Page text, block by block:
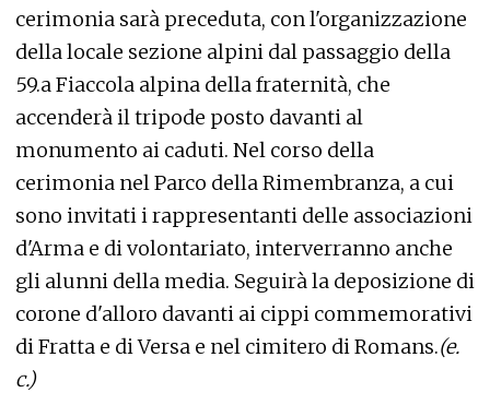
cerimonia sarà preceduta, con l'organizzazione
della locale sezione alpini dal passaggio della
59.a Fiaccola alpina della fraternità, che
accenderà il tripode posto davanti al
monumento ai caduti. Nel corso della
cerimonia nel Parco della Rimembranza, a cui
sono invitati i rappresentanti delle associazioni
d'Arma e di volontariato, interverranno anche
gli alunni della media. Seguirà la deposizione di
corone d'alloro davanti ai cippi commemorativi
di Fratta e di Versa e nel cimitero di Romans.(e.
c.)